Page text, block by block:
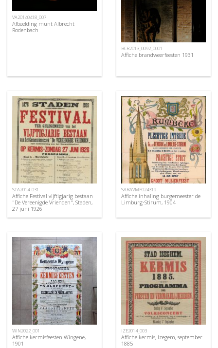
VA20140418_007
Afbeelding munt Albrecht
Rodenbach
BCR2013_0092_0001
Affiche brandweerfeesten 1931
STA2014_031
Affiche Festival vijftigjarig bestaan
"De Vereenigde Vrienden", Staden,
27 juni 1926
SARAVMF024319
Affiche inhaling burgemeester de
Limburg-Stirum, 1904
WIN2022_001
Affiche kermisfeesten Wingene,
1901
IZE2014_003
Affiche kermis, Izegem, september
1885